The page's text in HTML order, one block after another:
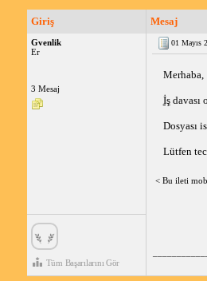
Giriş Mesaj
Gvenlik
Er
3 Mesaj
Tüm Başarılarını Gör
01 Mayıs
Merhaba,
İş davası
Dosyası
Lütfen
< Bu ileti